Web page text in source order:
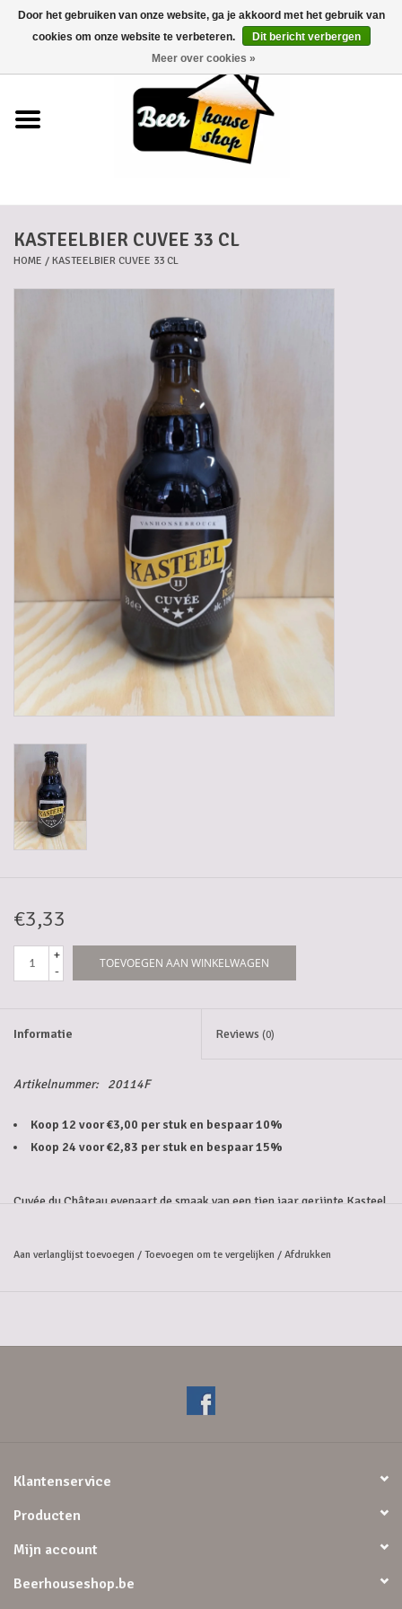
0 Artikelen - €0,00
Biermanden
Blikken
Lege kratten
Manden/Kratten
Mixdozen
Streekproducten
Sweets
5-6l vaten
Streekproducten/Diverse
KASTEELBIER CUVEE 33 CL
HOME / KASTEELBIER CUVEE 33 CL
€3,33
+
-
TOEVOEGEN AAN WINKELWAGEN
Informatie Reviews (0)
Artikelnummer: 20114F
Koop 12 voor €3,00 per stuk en bespaar 10%
Koop 24 voor €2,83 per stuk en bespaar 15%
Cuvée du Château evenaart de smaak van een tien jaar gerijpte Kasteel
classé’ werd ontwikkeld op basis van een ‘quadrupel’. In dit type sterk,
Aan verlanglijst toevoegen / Toevoegen om te vergelijken / Afdrukken
Klantenservice
Producten
Mijn account
Beerhouseshop.be
Door het gebruiken van onze website, ga je akkoord met het gebruik van
cookies om onze website te verbeteren.
Dit bericht verbergen
Meer over cookies »